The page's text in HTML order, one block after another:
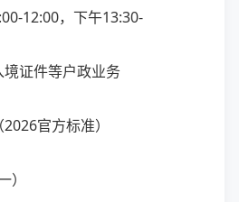
12:00，下午13:30-
证件等户政业务
官方标准）